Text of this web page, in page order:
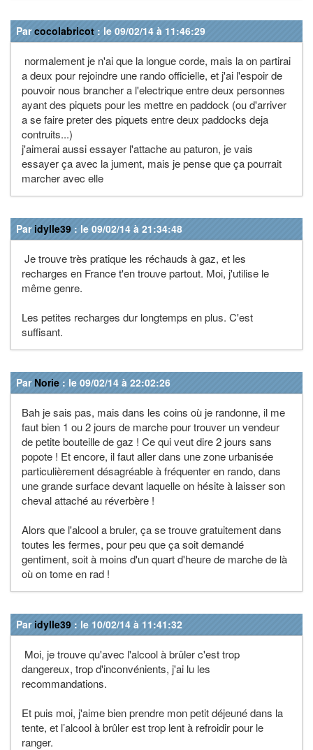
Parcocolabricot : le 09/02/14 à 11:46:29
normalement je n'ai que la longue corde, mais la on partirai
a deux pour rejoindre une rando officielle, et j'ai l'espoir de
pouvoir nous brancher a l'electrique entre deux personnes
ayant des piquets pour les mettre en paddock (ou d'arriver
a se faire preter des piquets entre deux paddocks deja
contruits...)
j'aimerai aussi essayer l'attache au paturon, je vais
essayer ça avec la jument, mais je pense que ça pourrait
marcher avec elle
Par idylle39 : le 09/02/14 à 21:34:48
Je trouve très pratique les réchauds à gaz, et les
recharges en France t'en trouve partout. Moi, j'utilise le
même genre.
Les petites recharges dur longtemps en plus. C'est
suffisant.
Par Norie : le 09/02/14 à 22:02:26
Bah je sais pas, mais dans les coins où je randonne, il me
faut bien 1 ou 2 jours de marche pour trouver un vendeur
de petite bouteille de gaz ! Ce qui veut dire 2 jours sans
popote ! Et encore, il faut aller dans une zone urbanisée
particulièrement désagréable à fréquenter en rando, dans
une grande surface devant laquelle on hésite à laisser son
cheval attaché au réverbère !
Alors que l'alcool a bruler, ça se trouve gratuitement dans
toutes les fermes, pour peu que ça soit demandé
gentiment, soit à moins d'un quart d'heure de marche de là
où on tome en rad !
Par idylle39 : le 10/02/14 à 11:41:32
Moi, je trouve qu'avec l'alcool à brûler c'est trop
dangereux, trop d'inconvénients, j'ai lu les
recommandations.
Et puis moi, j'aime bien prendre mon petit déjeuné dans la
tente, et l’alcool à brûler est trop lent à refroidir pour le
ranger.